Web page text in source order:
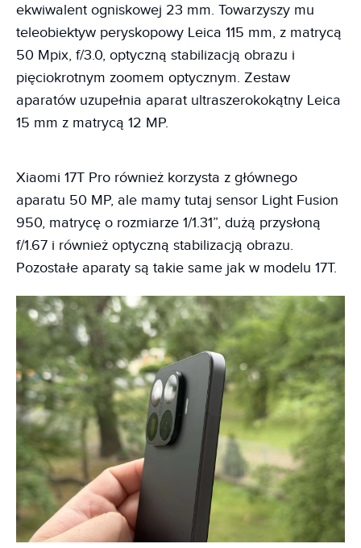
ekwiwalent ogniskowej 23 mm. Towarzyszy mu
teleobiektyw peryskopowy Leica 115 mm, z matrycą
50 Mpix, f/3.0, optyczną stabilizacją obrazu i
pięciokrotnym zoomem optycznym. Zestaw
aparatów uzupełnia aparat ultraszerokokątny Leica
15 mm z matrycą 12 MP.
Xiaomi 17T Pro również korzysta z głównego
aparatu 50 MP, ale mamy tutaj sensor Light Fusion
950, matrycę o rozmiarze 1/1.31”, dużą przysłoną
f/1.67 i również optyczną stabilizacją obrazu.
Pozostałe aparaty są takie same jak w modelu 17T.